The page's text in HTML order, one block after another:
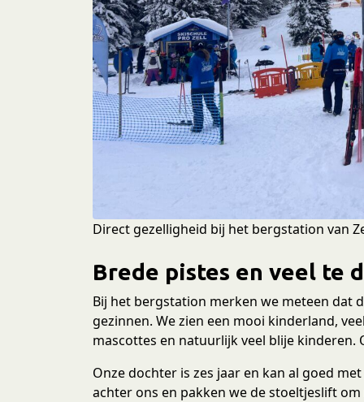
Direct gezelligheid bij het bergstation van
Brede pistes en veel te
Bij het bergstation merken we meteen dat
gezinnen. We zien een mooi kinderland,
mascottes en natuurlijk veel blije
Onze dochter is zes jaar en kan al goed
achter ons en pakken we de stoeltjeslift